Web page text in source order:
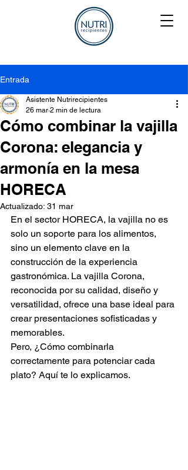
Entrada
Cómo combinar la vajilla
Corona: elegancia y
armonía en la mesa
HORECA
Asistente Nutrirecipientes
26 mar 2 min de lectura
Actualizado: 31 mar
En el sector HORECA, la vajilla no es
solo un soporte para los alimentos,
sino un elemento clave en la
construcción de la experiencia
gastronómica. La vajilla Corona,
reconocida por su calidad, diseño y
versatilidad, ofrece una base ideal para
crear presentaciones sofisticadas y
memorables.
Pero, ¿Cómo combinarla
correctamente para potenciar cada
plato? Aquí te lo explicamos.